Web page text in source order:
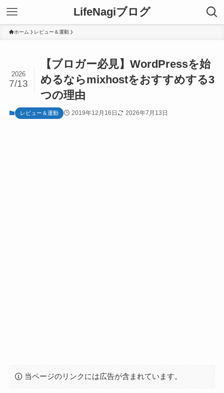
LifeNagiブログ
ホーム レビュー＆運動
【ブロガー必見】WordPressを始
めるならmixhostをおすすめする3
つの理由
2026
7/13
レビュー＆運動 2019年12月16日 2026年7月13日
当ページのリンクには広告が含まれています。